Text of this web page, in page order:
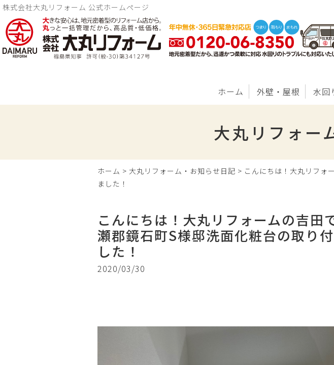
株式会社大丸リフォーム 公式ホームページ
ホーム 外壁・屋根 水回
大丸リフォー
ホーム > 大丸リフォーム・お知らせ日記 > こんにちは！大丸リフォ
ました！
こんにちは！大丸リフォームの吉田
瀬郡鏡石町S様邸洗面化粧台の取り
した！
2020/03/30